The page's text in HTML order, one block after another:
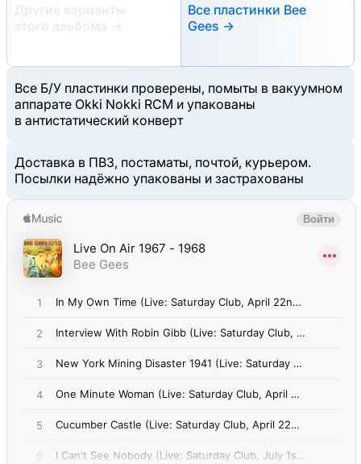
Другие варианты
этого альбома
→
Все пластинки Bee
Gees →
Все Б/У пластинки проверены, помыты в вакуумном
аппарате Okki Nokki RCM и упакованы
в антистатический конверт
Доставка в ПВЗ, постаматы, почтой, курьером.
Посылки надёжно упакованы и застрахованы